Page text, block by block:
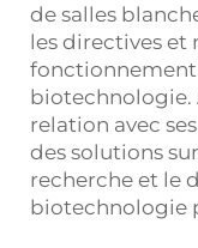
de salles
les directives et
fonctionnement
biotechnologie.
relation avec
des solutions
recherche et le
biotechnologie